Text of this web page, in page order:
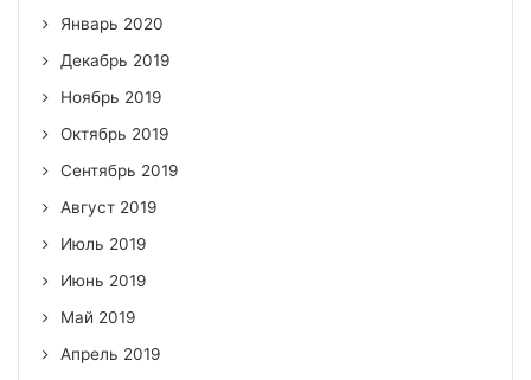
Январь 2020
Декабрь 2019
Ноябрь 2019
Октябрь 2019
Сентябрь 2019
Август 2019
Июль 2019
Июнь 2019
Май 2019
Апрель 2019